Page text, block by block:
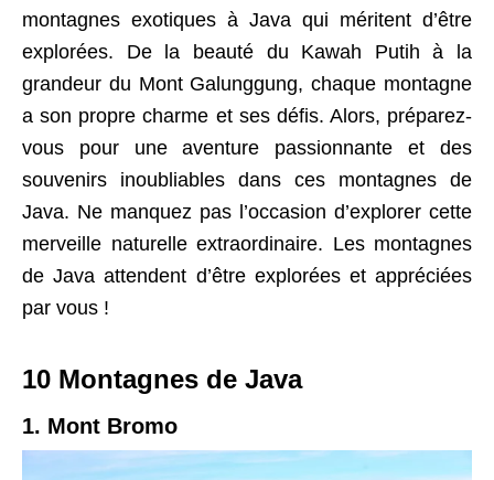
montagnes exotiques à Java qui méritent d’être
explorées. De la beauté du Kawah Putih à la
grandeur du Mont Galunggung, chaque montagne
a son propre charme et ses défis. Alors, préparez-
vous pour une aventure passionnante et des
souvenirs inoubliables dans ces montagnes de
Java. Ne manquez pas l’occasion d’explorer cette
merveille naturelle extraordinaire. Les montagnes
de Java attendent d’être explorées et appréciées
par vous !
10 Montagnes de Java
1. Mont Bromo